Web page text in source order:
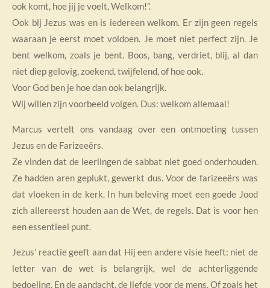
ook komt, hoe jij je voelt, Welkom!”.
Ook bij Jezus was en is iedereen welkom. Er zijn geen regels
waaraan je eerst moet voldoen. Je moet niet perfect zijn. Je
bent welkom, zoals je bent. Boos, bang, verdriet, blij, al dan
niet diep gelovig, zoekend, twijfelend, of hoe ook.
Voor God ben je hoe dan ook belangrijk.
Wij willen zijn voorbeeld volgen. Dus: welkom allemaal!
Marcus vertelt ons vandaag over een ontmoeting tussen
Jezus en de Farizeeërs.
Ze vinden dat de leerlingen de sabbat niet goed onderhouden.
Ze hadden aren geplukt, gewerkt dus. Voor de farizeeërs was
dat vloeken in de kerk. In hun beleving moet een goede Jood
zich allereerst houden aan de Wet, de regels. Dat is voor hen
een essentieel punt.
Jezus’ reactie geeft aan dat Hij een andere visie heeft: niet de
letter van de wet is belangrijk, wel de achterliggende
bedoeling. En de aandacht, de liefde voor de mens. Of zoals het